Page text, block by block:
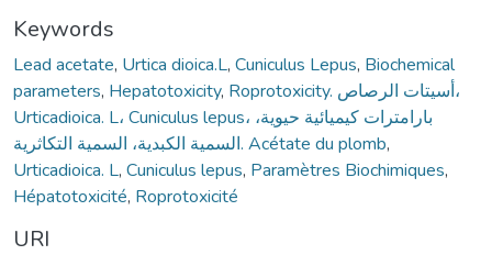
Keywords
Lead acetate, Urtica dioica.L, Cuniculus Lepus, Biochemical
parameters, Hepatotoxicity, Roprotoxicity. أسيتات الرصاص،
Urticadioica. L، Cuniculus lepus، بارامترات كيميائية حيوية،
السمية الكبدية، السمية التكاثرية. Acétate du plomb,
Urticadioica. L, Cuniculus lepus, Paramètres Biochimiques,
Hépatotoxicité, Roprotoxicité
URI